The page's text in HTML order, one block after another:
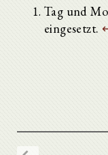
Tag und
eingesetzt.